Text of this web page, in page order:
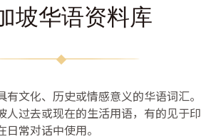
坡华语资料库
有文化、历史或情感意义的华语词汇。
人过去或现在的生活用语，有的见于印
常对话中使用。